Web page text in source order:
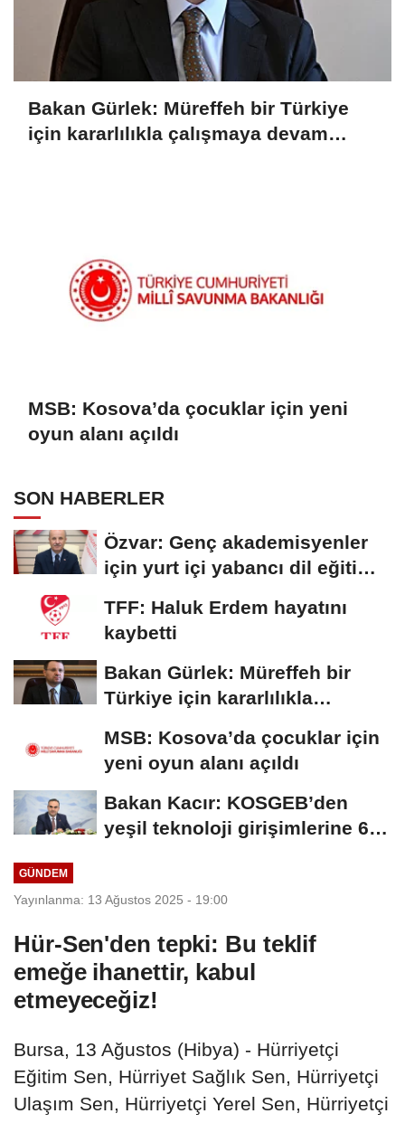
Bakan Gürlek: Müreffeh bir Türkiye
için kararlılıkla çalışmaya devam
MSB: Kosova’da çocuklar için yeni
oyun alanı açıldı
SON HABERLER
Özvar: Genç akademisyenler
için yurt içi yabancı dil eğitim
TFF: Haluk Erdem hayatını
kaybetti
Bakan Gürlek: Müreffeh bir
Türkiye için kararlılıkla
MSB: Kosova’da çocuklar için
yeni oyun alanı açıldı
Bakan Kacır: KOSGEB’den
yeşil teknoloji girişimlerine 6,5
GÜNDEM
Yayınlanma: 13 Ağustos 2025 - 19:00
Hür-Sen'den tepki: Bu teklif
emeğe ihanettir, kabul
etmeyeceğiz!
Bursa, 13 Ağustos (Hibya) - Hürriyetçi
Eğitim Sen, Hürriyet Sağlık Sen, Hürriyetçi
Ulaşım Sen, Hürriyetçi Yerel Sen, Hürriyetçi